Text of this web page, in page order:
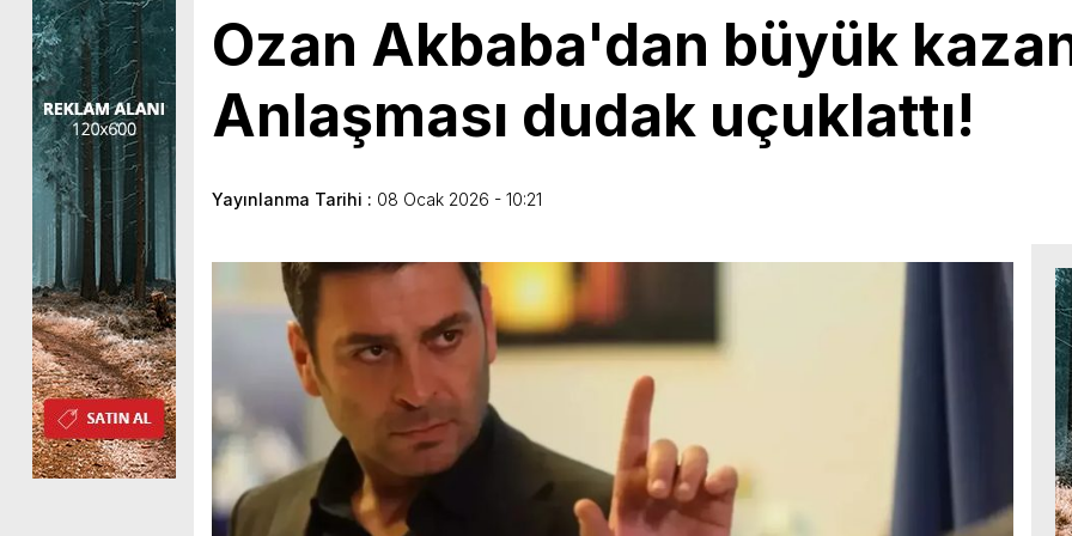
Ozan Akbaba'dan büyük
Anlaşması dudak uçuklattı!
Yayınlanma Tarihi : 08 Ocak 2026 - 10:21